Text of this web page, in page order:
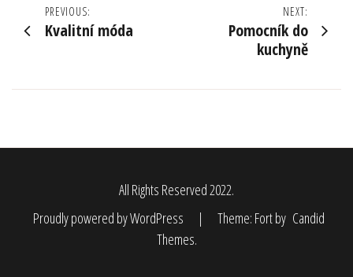
Navigace
PREVIOUS:
Kvalitní móda
NEXT:
Pomocník do
kuchyně
All Rights Reserved 2022.
Proudly powered by WordPress
| Theme: Fort by Candid
Themes.